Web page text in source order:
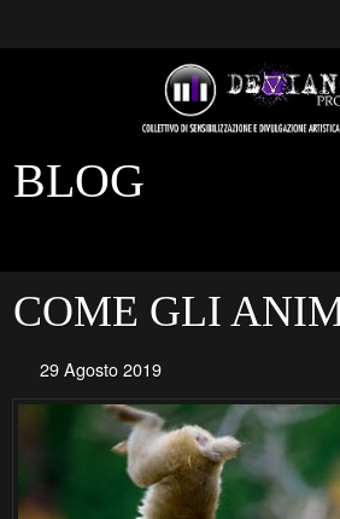
BLOG
COME GLI
29 Agosto 2019